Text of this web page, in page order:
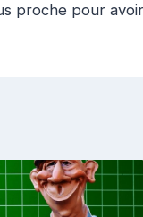
proche pour